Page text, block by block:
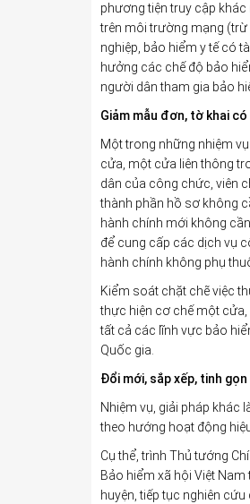
phương tiện truy cập
trên môi trường mạng
nghiệp, bảo hiểm y tế có
hưởng các chế độ bảo
người dân tham gia bảo
Giảm mẫu đơn, tờ khai
Một trong những nhiệm
cửa, một cửa liên thông
dân của công chức, viên
thành phần hồ sơ không
hành chính mới không
để cung cấp các dịch vụ
hành chính không phụ
Kiểm soát chặt chẽ việc
thực hiện cơ chế một
tất cả các lĩnh vực bảo
Quốc gia.
Đổi mới, sắp xếp, tinh
Nhiệm vụ, giải pháp khác
theo hướng hoạt động
Cụ thể, trình Thủ tướng
Bảo hiểm xã hội Việt
huyện, tiếp tục nghiên